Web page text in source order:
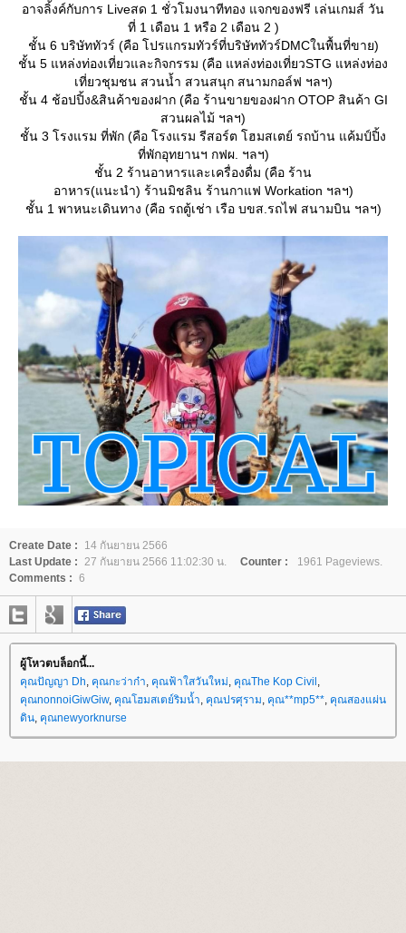
อาจลิ้งค์กับการ Liveสด 1 ชั่วโมงนาทีทอง แจกของฟรี เล่นเกมส์ วัน
ที่ 1 เดือน 1 หรือ 2 เดือน 2 )
ชั้น 6 บริษัททัวร์ (คือ โปรแกรมทัวร์ที่บริษัททัวร์DMCในพื้นที่ขาย)
ชั้น 5 แหล่งท่องเที่ยวและกิจกรรม (คือ แหล่งท่องเที่ยวSTG แหล่งท่อง
เที่ยวชุมชน สวนน้ำ สวนสนุก สนามกอล์ฟ ฯลฯ)
ชั้น 4 ช้อปปิ้ง&สินค้าของฝาก (คือ ร้านขายของฝาก OTOP สินค้า GI
สวนผลไม้ ฯลฯ)
ชั้น 3 โรงแรม ที่พัก (คือ โรงแรม รีสอร์ต โฮมสเตย์ รถบ้าน แค้มป์ปิ้ง
ที่พักอุทยานฯ กฟผ. ฯลฯ)
ชั้น 2 ร้านอาหารและเครื่องดื่ม (คือ ร้าน
อาหาร(แนะนำ) ร้านมิชลิน ร้านกาแฟ Workation ฯลฯ)
ชั้น 1 พาหนะเดินทาง (คือ รถตู้เช่า เรือ บขส.รถไฟ สนามบิน ฯลฯ)
Create Date :
14 กันยายน 2566
Last Update :
27 กันยายน 2566 11:02:30 น. Counter :
1961 Pageviews.
Comments : 6
ผู้โหวตบล็อกนี้...
คุณปัญญา Dh คุณกะว่าก๋า คุณฟ้าใสวันใหม่ คุณThe Kop Civil
คุณnonnoiGiwGiw, คุณโฮมสเตย์ริมน้ำ คุณปรศุราม คุณ**mp5** คุณสองแผ่น
ดิน คุณnewyorknurse